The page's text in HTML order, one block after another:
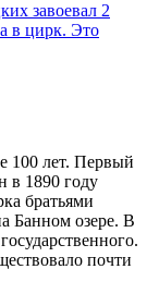
завоевал 2
в цирк. Это
100 лет. Первый
в 1890 году
братьями
Банном озере. В
почти